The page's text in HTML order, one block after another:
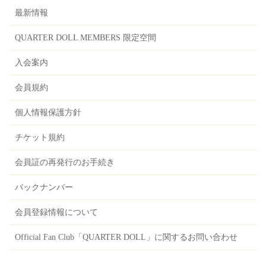
最新情報
QUARTER DOLL MEMBERS 限定空間
入会案内
会員規約
個人情報保護方針
チケット規約
会員証の再発行のお手続き
バックナンバー
会員登録情報について
Official Fan Club「QUARTER DOLL」に関するお問い合わせ